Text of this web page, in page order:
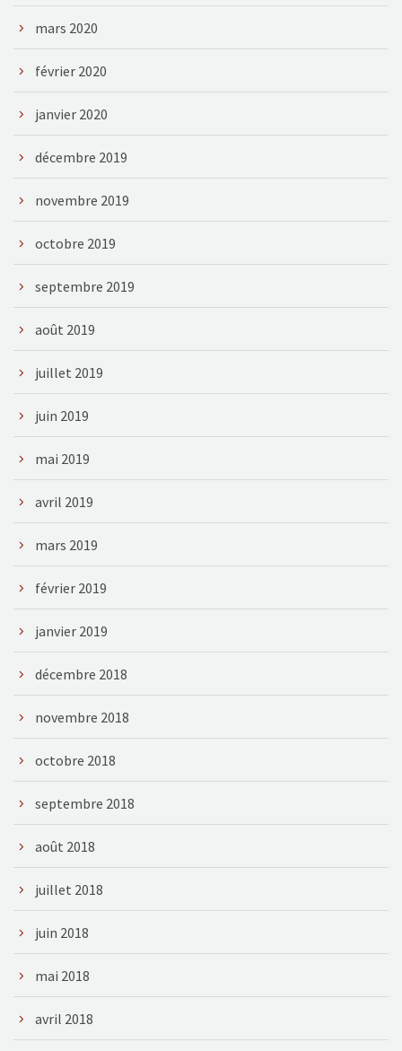
mars 2020
février 2020
janvier 2020
décembre 2019
novembre 2019
octobre 2019
septembre 2019
août 2019
juillet 2019
juin 2019
mai 2019
avril 2019
mars 2019
février 2019
janvier 2019
décembre 2018
novembre 2018
octobre 2018
septembre 2018
août 2018
juillet 2018
juin 2018
mai 2018
avril 2018